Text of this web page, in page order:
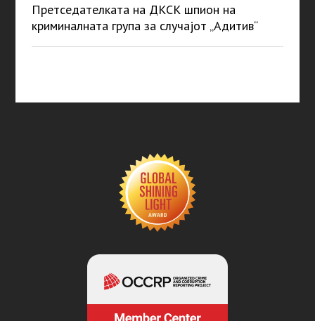
Претседателката на ДКСК шпион на
криминалната група за случајот „Адитив“